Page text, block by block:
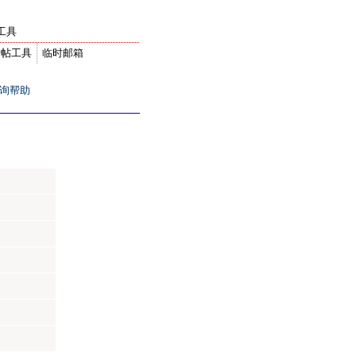
工具 临时邮箱
具
帮助